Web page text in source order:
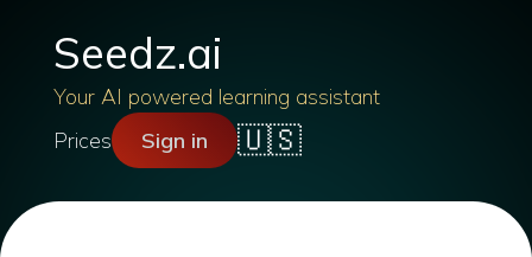
Seedz.ai
Your AI powered learning assistant
Prices
Sign in 🇺🇸